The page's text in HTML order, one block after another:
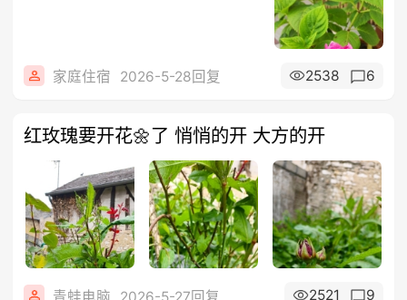
家庭住宿 2026-5-28回复 2538 6
红玫瑰要开花🌼了 悄悄的开 大方的开
青蛙电脑 2026-5-27回复 2521 9